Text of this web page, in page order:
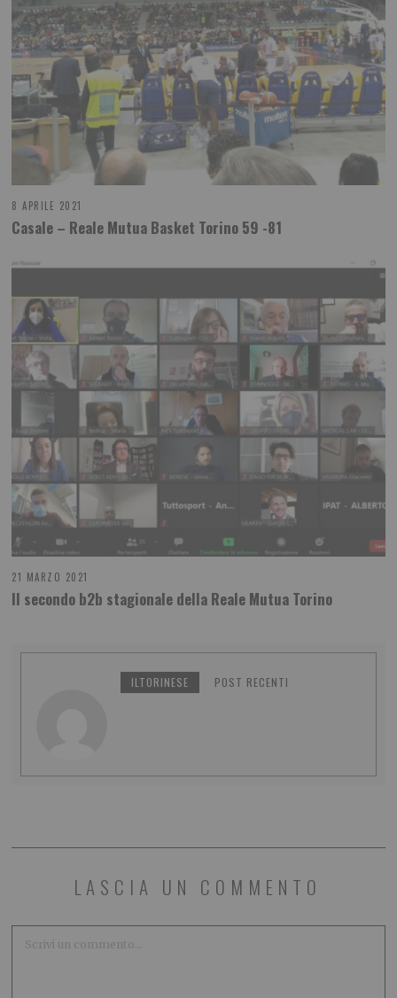
8 APRILE 2021
Casale – Reale Mutua Basket Torino 59 -81
21 MARZO 2021
Il secondo b2b stagionale della Reale Mutua Torino
ILTORINESE POST RECENTI
LASCIA UN COMMENTO